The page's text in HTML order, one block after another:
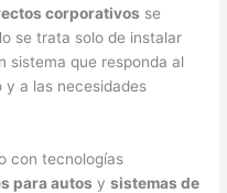
corporativos se
se trata solo de instalar
sistema que responda al
y a las necesidades
con tecnologías
para autos ysistemas de